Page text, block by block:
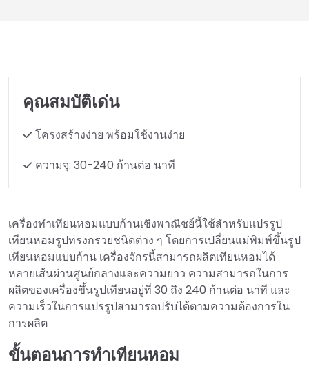
คุณสมบัติเด่น
โครงสร้างง่าย พร้อมใช้งานง่าย
ความจุ: 30-240 ก้านต่อ นาที
เครื่องทำเทียนหอมแบบก้านเชิงพาณิชย์นี้ใช้สำหรับแปรรูป
เทียนหอมรูปทรงกรวยชนิดต่าง ๆ โดยการเปลี่ยนแม่พิมพ์ขึ้นรูป
เทียนหอมแบบก้าน เครื่องจักรนี้สามารถผลิตเทียนหอมได้
หลายเส้นผ่านศูนย์กลางและความยาว ความสามารถในการ
ผลิตของเครื่องขึ้นรูปเทียนอยู่ที่ 30 ถึง 240 ก้านต่อ นาที และ
ความเร็วในการแปรรูปสามารถปรับได้ตามความต้องการใน
การผลิต
ขั้นตอนการทำเทียนหอม